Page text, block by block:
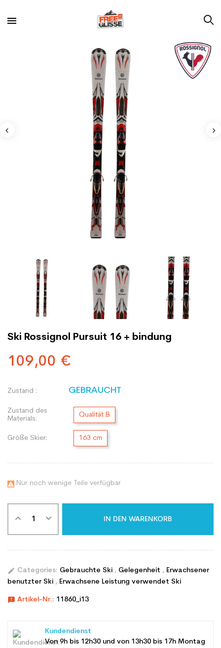
Ski Rossignol Pursuit 16 + bindung
109,00 €
Zustand : GEBRAUCHT
Zustand des
Materials:
Qualität B
Größe Skier: 163 cm
 Nur noch wenige Teile verfügbar
IN DEN WARENKORB
edit Categories: Gebrauchte Ski , Gelegenheit , Erwachsener
benutzter Ski , Erwachsene Leistung verwendet Ski
announcement Artikel-Nr.: 11860_i13
Kundendienst
Von 9h bis 12h30 und von 13h30 bis 17h Montag